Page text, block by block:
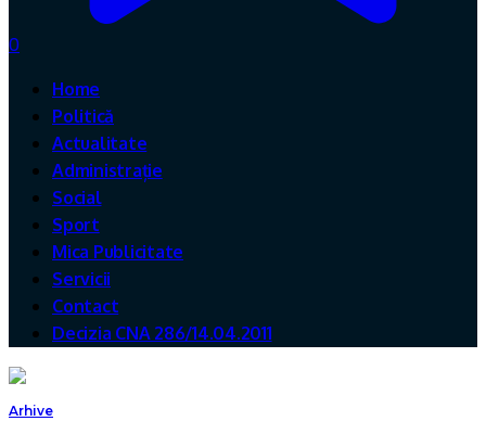
0
Home
Politică
Actualitate
Administrație
Social
Sport
Mica Publicitate
Servicii
Contact
Decizia CNA 286/14.04.2011
Arhive